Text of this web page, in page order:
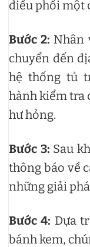
điều phối một
Bước 2: Nhân
chuyển đến
hệ thống tủ
hành kiểm tra
hư hỏng.
Bước 3: Sau
thông báo về
những giải
Bước 4: Dựa
bánh kem,